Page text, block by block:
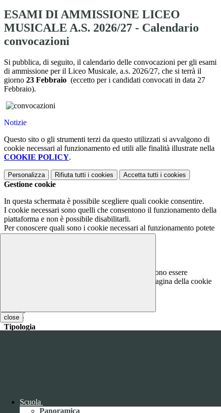
close
Scuola
Panoramica
ESAMI DI AMMISSIONE LICEO
MUSICALE A.S. 2026/27 - Calendario
convocazioni
Si pubblica, di seguito, il calendario delle convocazioni per gli esami
di ammissione per il Liceo Musicale, a.s. 2026/27, che si terrà il
giorno 23 Febbraio (eccetto per i candidati convocati in data 27
Febbraio).
Notizie
Questo sito o gli strumenti terzi da questo utilizzati si avvalgono di
cookie necessari al funzionamento ed utili alle finalità illustrate nella
COOKIE POLICY.
Personalizza Rifiuta tutti i cookies Accetta tutti i cookies
Gestione cookie
In questa schermata è possibile scegliere quali cookie consentire.
I cookie necessari sono quelli che consentono il funzionamento della
piattaforma e non è possibile disabilitarli.
Per conoscere quali sono i cookie necessari al funzionamento potete
visionare laCOOKIE POLICY.
I cookie necessari per il funzionamento non possono essere
disabilitati. È possibile consultare l'elenco nella pagina della cookie
Nome
Tipologia
traccia delle visualizzazioni dei video incorporati.
Durata:Sessione